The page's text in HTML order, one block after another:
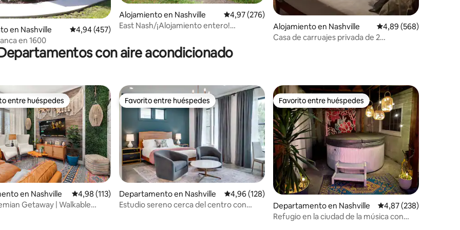
de 5. 508 evaluaciones
en Nashville Calificación promedio: 4,94 de 5. 457 evaluaciones
4,94 (457)
en 1600
Alojamiento en Nashville Calificación promedio: 4,97 de 5. 276 evaluaciones
4,97 (276)
East Nash/¡Alojamiento entero!
Alojamiento en Nashville Calificación promedio:
4,89 (568)
Casa de carruajes privada de 2
con aire acondicionado
de 5. 722 evaluaciones
los huéspedes más destacados
entre huéspedes
en Nashville Calificación promedio: 4,98 de 5. 113 evaluaciones
4,98 (113)
Getaway | Walkable
Favorito entre huéspedes
Favorito entre huéspedes
Departamento en Nashville Calificación promedio: 4,96 de 5. 128 evaluaciones
4,96 (128)
Estudio sereno cerca del centro con
Favorito entre huéspedes
Favorito entre huéspedes
Departamento en Nashville Calificación promedio:
4,87 (238)
Refugio en la ciudad de la música con